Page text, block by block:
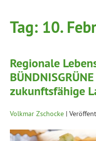
Tag: 10.
Regionale
zukunftsfähige
Volkmar Zschocke |